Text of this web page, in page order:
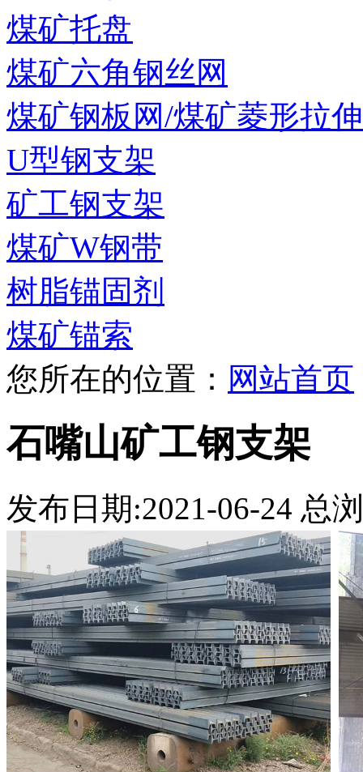
煤矿托盘
煤矿六角钢丝网
煤矿钢板网/煤矿菱形拉
U型钢支架
矿工钢支架
煤矿W钢带
树脂锚固剂
煤矿锚索
您所在的位置： 网站首页
石嘴山矿工钢支架
发布日期:2021-06-24 总